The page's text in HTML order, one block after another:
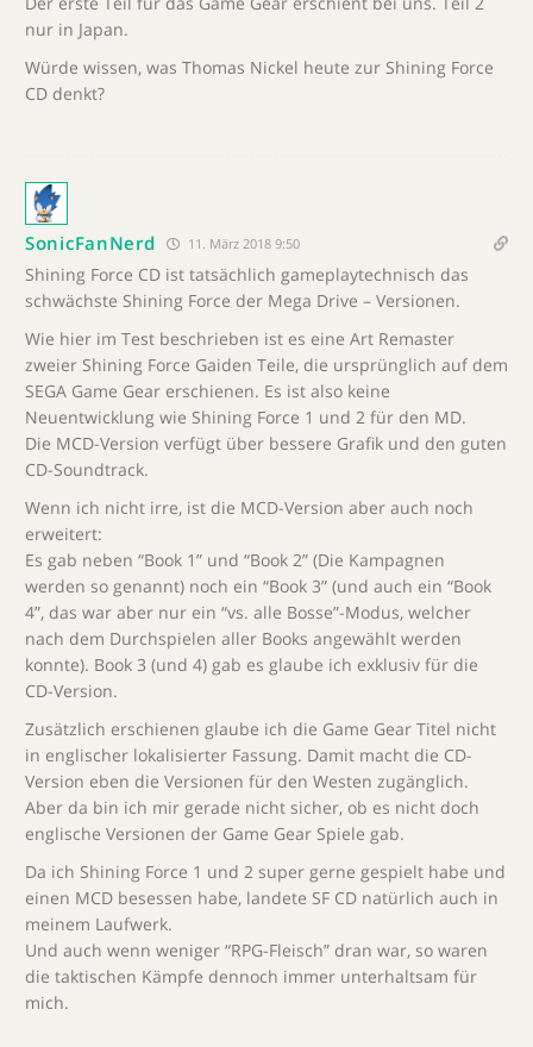
nur in Japan.
Würde wissen, was Thomas Nickel heute zur Shining Force
CD denkt?
SonicFanNerd 11. März 2018 9:50
Shining Force CD ist tatsächlich gameplaytechnisch das
schwächste Shining Force der Mega Drive – Versionen.
Wie hier im Test beschrieben ist es eine Art Remaster
zweier Shining Force Gaiden Teile, die ursprünglich auf dem
SEGA Game Gear erschienen. Es ist also keine
Neuentwicklung wie Shining Force 1 und 2 für den MD.
Die MCD-Version verfügt über bessere Grafik und den guten
CD-Soundtrack.
Wenn ich nicht irre, ist die MCD-Version aber auch noch
erweitert:
Es gab neben “Book 1” und “Book 2” (Die Kampagnen
werden so genannt) noch ein “Book 3” (und auch ein “Book
4”, das war aber nur ein “vs. alle Bosse”-Modus, welcher
nach dem Durchspielen aller Books angewählt werden
konnte). Book 3 (und 4) gab es glaube ich exklusiv für die
CD-Version.
Zusätzlich erschienen glaube ich die Game Gear Titel nicht
in englischer lokalisierter Fassung. Damit macht die CD-
Version eben die Versionen für den Westen zugänglich.
Aber da bin ich mir gerade nicht sicher, ob es nicht doch
englische Versionen der Game Gear Spiele gab.
Da ich Shining Force 1 und 2 super gerne gespielt habe und
einen MCD besessen habe, landete SF CD natürlich auch in
meinem Laufwerk.
Und auch wenn weniger “RPG-Fleisch” dran war, so waren
die taktischen Kämpfe dennoch immer unterhaltsam für
mich.